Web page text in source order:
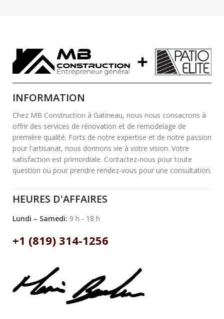
INFORMATION
Chez MB Construction à Gatineau, nous nous consacrons à
offrir des services de rénovation et de remodelage de
première qualité. Forts de notre expertise et de notre passion
pour l'artisanat, nous donnons vie à votre vision. Votre
satisfaction est primordiale. Contactez-nous pour toute
question ou pour prendre rendez-vous pour une consultation.
HEURES D'AFFAIRES
Lundi – Samedi: 9 h - 18 h
+1 (819) 314-1256